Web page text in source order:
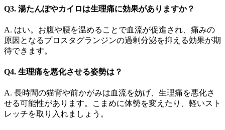
Q3. 湯たんぽやカイロは生理痛に効果がありますか？
A. はい。お腹や腰を温めることで血流が促進され、痛みの
原因となるプロスタグランジンの過剰分泌を抑える効果が期
待できます。
Q4. 生理痛を悪化させる姿勢は？
A. 長時間の猫背や前かがみは血流を妨げ、生理痛を悪化さ
せる可能性があります。こまめに体勢を変えたり、軽いスト
レッチを取り入れましょう。